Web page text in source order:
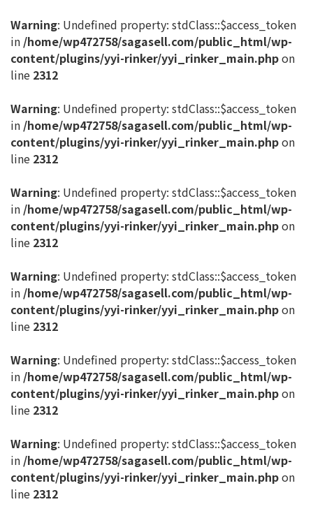
Warning: Undefined property: stdClass::$access_token
in /home/wp472758/sagasell.com/public_html/wp-
content/plugins/yyi-rinker/yyi_rinker_main.phpon
line 2312
Warning: Undefined property: stdClass::$access_token
in /home/wp472758/sagasell.com/public_html/wp-
content/plugins/yyi-rinker/yyi_rinker_main.phpon
line 2312
Warning: Undefined property: stdClass::$access_token
in /home/wp472758/sagasell.com/public_html/wp-
content/plugins/yyi-rinker/yyi_rinker_main.phpon
line 2312
Warning: Undefined property: stdClass::$access_token
in /home/wp472758/sagasell.com/public_html/wp-
content/plugins/yyi-rinker/yyi_rinker_main.phpon
line 2312
Warning: Undefined property: stdClass::$access_token
in /home/wp472758/sagasell.com/public_html/wp-
content/plugins/yyi-rinker/yyi_rinker_main.phpon
line 2312
Warning: Undefined property: stdClass::$access_token
in /home/wp472758/sagasell.com/public_html/wp-
content/plugins/yyi-rinker/yyi_rinker_main.phpon
line 2312